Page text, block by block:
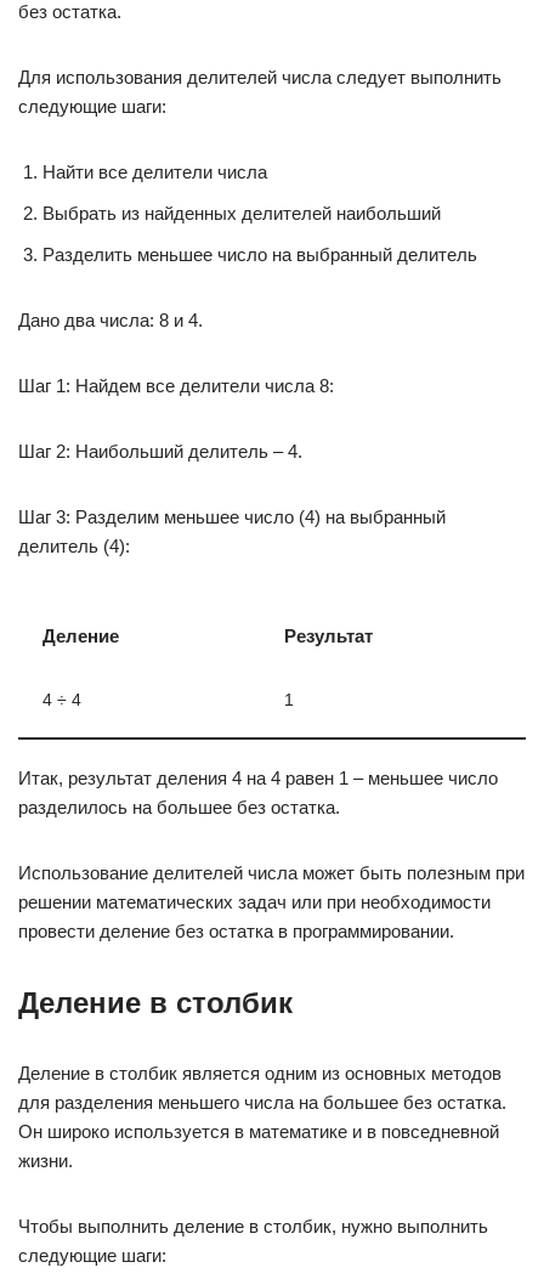
без остатка.
Для использования делителей числа следует выполнить
следующие шаги:
Найти все делители числа
Выбрать из найденных делителей наибольший
Разделить меньшее число на выбранный делитель
Дано два числа: 8 и 4.
Шаг 1: Найдем все делители числа 8:
Шаг 2: Наибольший делитель – 4.
Шаг 3: Разделим меньшее число (4) на выбранный
делитель (4):
Деление Результат
4 ÷ 4 1
Итак, результат деления 4 на 4 равен 1 – меньшее число
разделилось на большее без остатка.
Использование делителей числа может быть полезным при
решении математических задач или при необходимости
провести деление без остатка в программировании.
Деление в столбик
Деление в столбик является одним из основных методов
для разделения меньшего числа на большее без остатка.
Он широко используется в математике и в повседневной
жизни.
Чтобы выполнить деление в столбик, нужно выполнить
следующие шаги: